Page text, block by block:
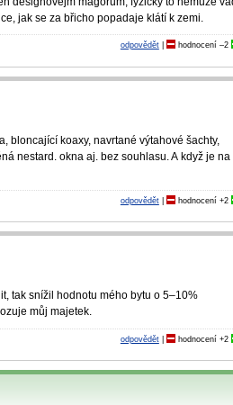
jak se za břicho popadaje klátí k zemi.
odpovědět| hodnocení –2
bloncající koaxy, navrtané výtahové šachty,
nestard. okna aj. bez souhlasu. A když je na
odpovědět| hodnocení +2
tak snížil hodnotu mého bytu o 5–10%
můj majetek.
odpovědět| hodnocení +2